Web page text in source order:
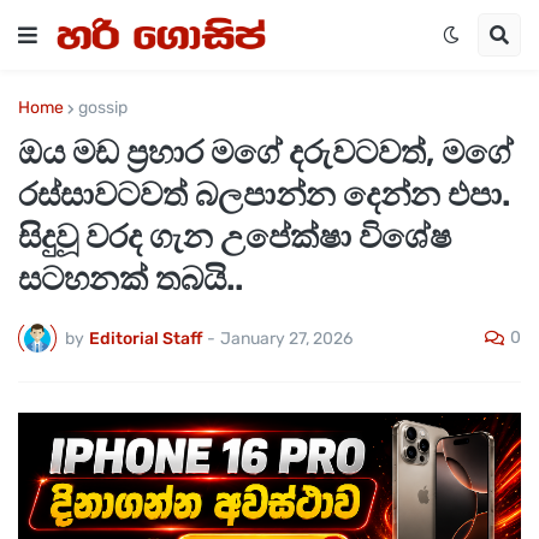
Home gossip
ඔය මඩ ප්‍රහාර මගේ දරුවටවත්, මගේ
රස්සාවටවත් බලපාන්න දෙන්න එපා.
සිදුවූ වරද ගැන උපේක්ෂා විශේෂ
සටහනක් තබයි..
by Editorial Staff - January 27, 2026 0